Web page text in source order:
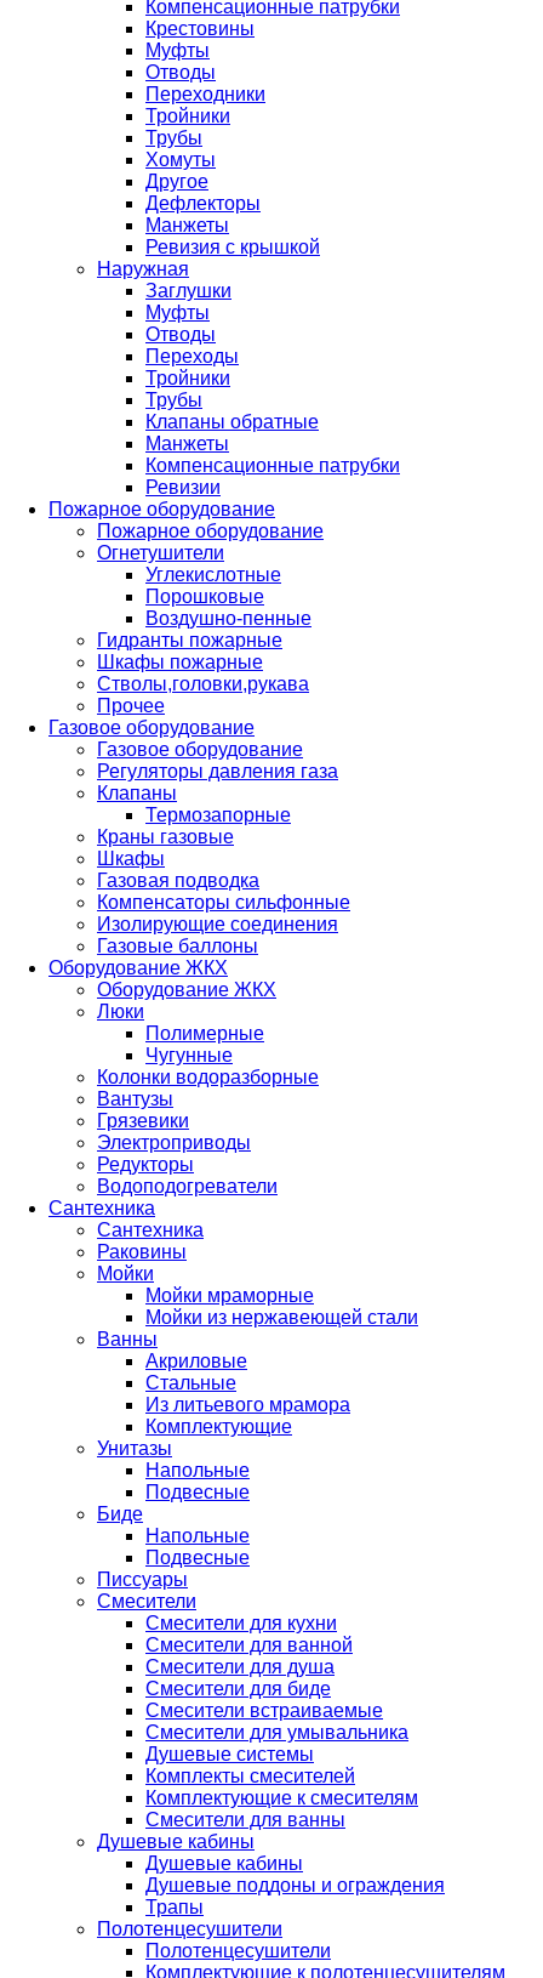
Компенсационные патрубки
Крестовины
Муфты
Отводы
Переходники
Тройники
Трубы
Хомуты
Другое
Дефлекторы
Манжеты
Ревизия с крышкой
Наружная
Заглушки
Муфты
Отводы
Переходы
Тройники
Трубы
Клапаны обратные
Манжеты
Компенсационные патрубки
Ревизии
Пожарное оборудование
Пожарное оборудование
Огнетушители
Углекислотные
Порошковые
Воздушно-пенные
Гидранты пожарные
Шкафы пожарные
Стволы,головки,рукава
Прочее
Газовое оборудование
Газовое оборудование
Регуляторы давления газа
Клапаны
Термозапорные
Краны газовые
Шкафы
Газовая подводка
Компенсаторы сильфонные
Изолирующие соединения
Газовые баллоны
Оборудование ЖКХ
Оборудование ЖКХ
Люки
Полимерные
Чугунные
Колонки водоразборные
Вантузы
Грязевики
Электроприводы
Редукторы
Водоподогреватели
Сантехника
Сантехника
Раковины
Мойки
Мойки мраморные
Мойки из нержавеющей стали
Ванны
Акриловые
Стальные
Из литьевого мрамора
Комплектующие
Унитазы
Напольные
Подвесные
Биде
Напольные
Подвесные
Писсуары
Смесители
Смесители для кухни
Смесители для ванной
Смесители для душа
Смесители для биде
Смесители встраиваемые
Смесители для умывальника
Душевые системы
Комплекты смесителей
Комплектующие к смесителям
Смесители для ванны
Душевые кабины
Душевые кабины
Душевые поддоны и ограждения
Трапы
Полотенцесушители
Полотенцесушители
Комплектующие к полотенцесушителям